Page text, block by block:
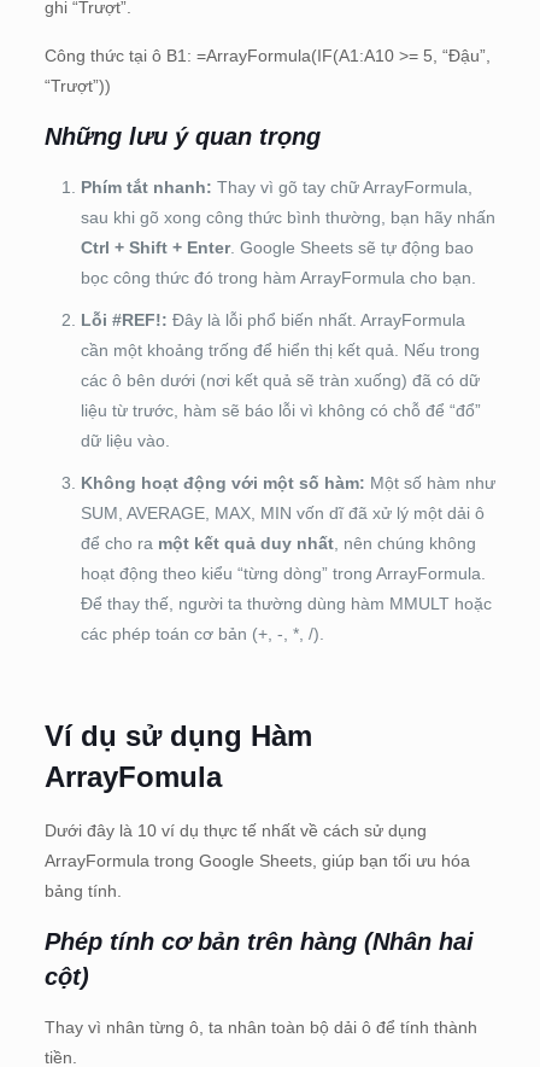
ghi “Trượt”.
Công thức tại ô B1: =ArrayFormula(IF(A1:A10 >= 5, “Đậu”,
“Trượt”))
Những lưu ý quan trọng
Phím tắt nhanh: Thay vì gõ tay chữ ArrayFormula,
sau khi gõ xong công thức bình thường, bạn hãy nhấn
Ctrl + Shift + Enter. Google Sheets sẽ tự động bao
bọc công thức đó trong hàm ArrayFormula cho bạn.
Lỗi #REF!: Đây là lỗi phổ biến nhất. ArrayFormula
cần một khoảng trống để hiển thị kết quả. Nếu trong
các ô bên dưới (nơi kết quả sẽ tràn xuống) đã có dữ
liệu từ trước, hàm sẽ báo lỗi vì không có chỗ để “đổ”
dữ liệu vào.
Không hoạt động với một số hàm: Một số hàm như
SUM, AVERAGE, MAX, MIN vốn dĩ đã xử lý một dải ô
để cho ra một kết quả duy nhất, nên chúng không
hoạt động theo kiểu “từng dòng” trong ArrayFormula.
Để thay thế, người ta thường dùng hàm MMULT hoặc
các phép toán cơ bản (+, -, *, /).
Ví dụ sử dụng Hàm
ArrayFomula
Dưới đây là 10 ví dụ thực tế nhất về cách sử dụng
ArrayFormula trong Google Sheets, giúp bạn tối ưu hóa
bảng tính.
Phép tính cơ bản trên hàng (Nhân hai
cột)
Thay vì nhân từng ô, ta nhân toàn bộ dải ô để tính thành
tiền.